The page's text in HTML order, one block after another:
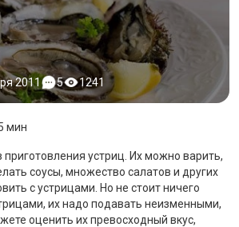
2011 5 1241
мин
приготовления устриц. Их можно варить,
соусы, множество салатов и других
с устрицами. Но не стоит ничего
их надо подавать неизменными,
оценить их превосходный вкус,